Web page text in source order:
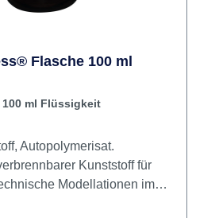
Flasche 100 ml
100 ml Flüssigkeit
Autopolymerisat.
Kunststoff für
Modellationen im